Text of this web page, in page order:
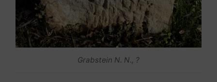
Grabstein N. N., ?